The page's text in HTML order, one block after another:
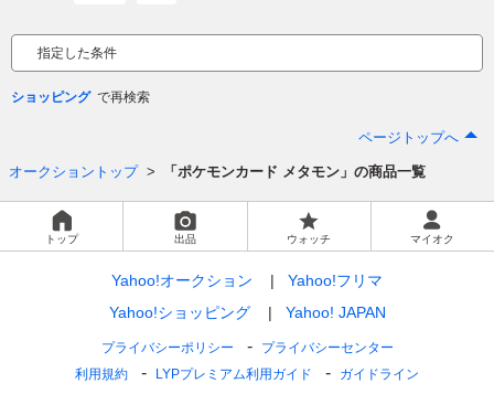
指定した条件
ショッピング
ページトップへ
オークショントップ 「ポケモンカード メタモン」の商品一覧
トップ 出品 ウォッチ マイオク
Yahoo!オークション
Yahoo!フリマ
Yahoo!ショッピング
Yahoo! JAPAN
プライバシーポリシー
プライバシーセンター
利用規約
LYPプレミアム利用ガイド
ガイドライン